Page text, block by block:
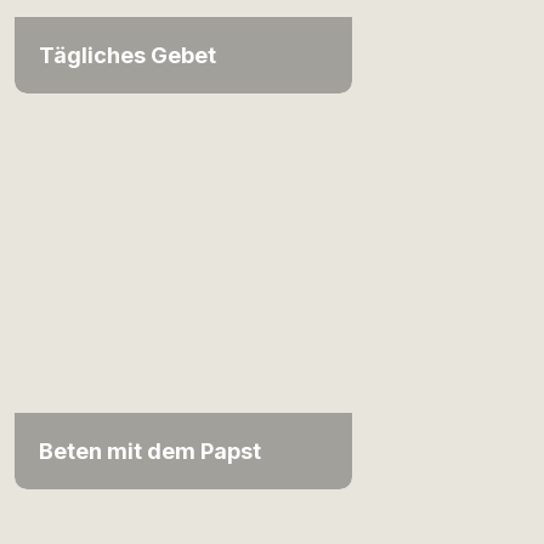
Tägliches Gebet
Beten mit dem Papst